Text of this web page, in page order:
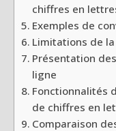
chiffres en
Exemples de
Limitations de
Présentation
ligne
Fonctionnalités
de chiffres en
Comparaison